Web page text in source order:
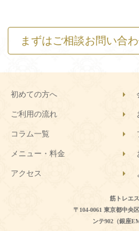
まずはご相談お問い合
筋トレエ
〒104-0061 東京都中央
ンテ902（銀座
初めての方へ
ご利用の流れ
コラム一覧
メニュー・料金
アクセス